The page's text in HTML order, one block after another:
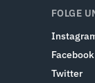
FOLGE
Facebook
Twitter